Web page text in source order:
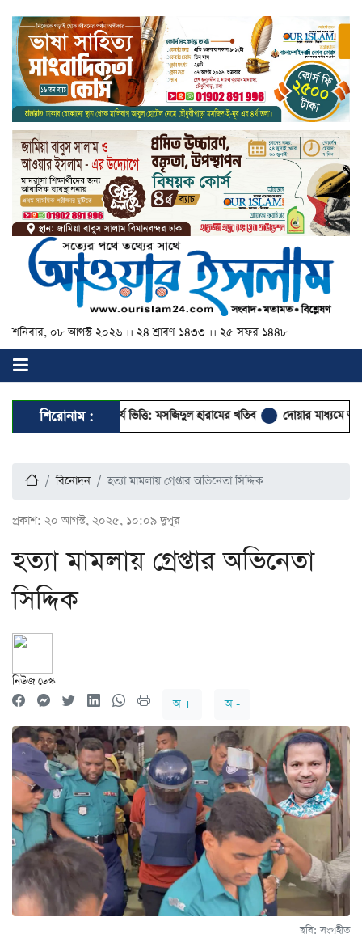
শনিবার, ০৮ আগস্ট ২০২৬ ।। ২৪ শ্রাবণ ১৪৩৩ ।। ২৫ সফর ১৪৪৮
শিরোনাম :
অপরিহার্য ভিত্তি: মসজিদুল হারামের খতিব দোয়ার মাধ্যমে আজ শুরু
বিনোদন হত্যা মামলায় গ্রেপ্তার অভিনেতা সিদ্দিক
প্রকাশ: ২০ আগস্ট, ২০২৫, ১০:০৯ দুপুর
হত্যা মামলায় গ্রেপ্তার অভিনেতা
সিদ্দিক
নিউজ ডেস্ক
অ +
অ -
ছবি: সংগৃহীত